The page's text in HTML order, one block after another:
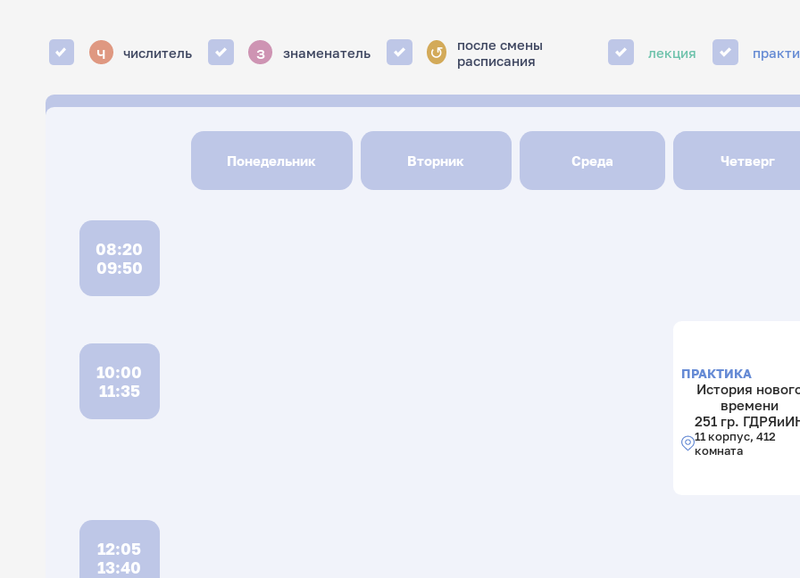
ч числитель з знаменатель ↺
после смены
расписания
лекция
Понедельник Вторник Среда Четверг
08:20
09:50
10:00
11:35
ПРАКТИКА
История
времени
251 гр.
11 корпус, 412
комната
12:05
13:40